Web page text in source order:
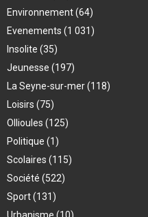
Environnement(64)
Evenements (1 031)
Insolite (35)
Jeunesse (197)
La Seyne-sur-mer(118)
Loisirs (75)
Ollioules (125)
Politique (1)
Scolaires (115)
Société (522)
Sport(131)